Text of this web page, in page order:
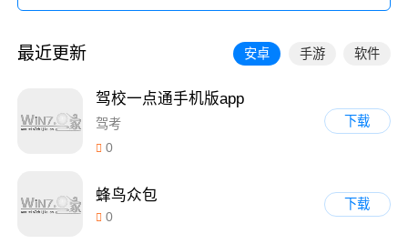
最近更新 安卓 手游 软件
驾校一点通手机版app
驾考
0
下载
蜂鸟众包
0
下载